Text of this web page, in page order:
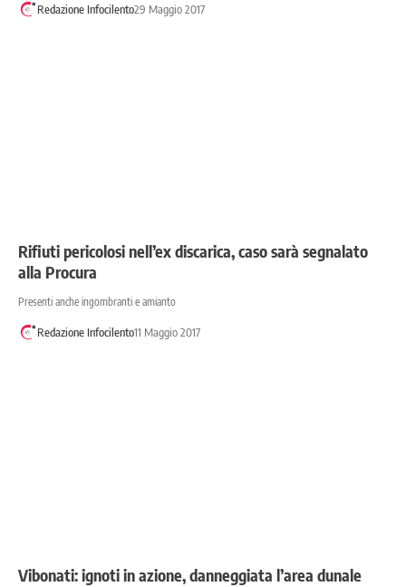
Redazione Infocilento29 Maggio 2017
Rifiuti pericolosi nell’ex discarica, caso sarà segnalato
alla Procura
Presenti anche ingombranti e amianto
Redazione Infocilento11 Maggio 2017
Vibonati: ignoti in azione, danneggiata l’area dunale